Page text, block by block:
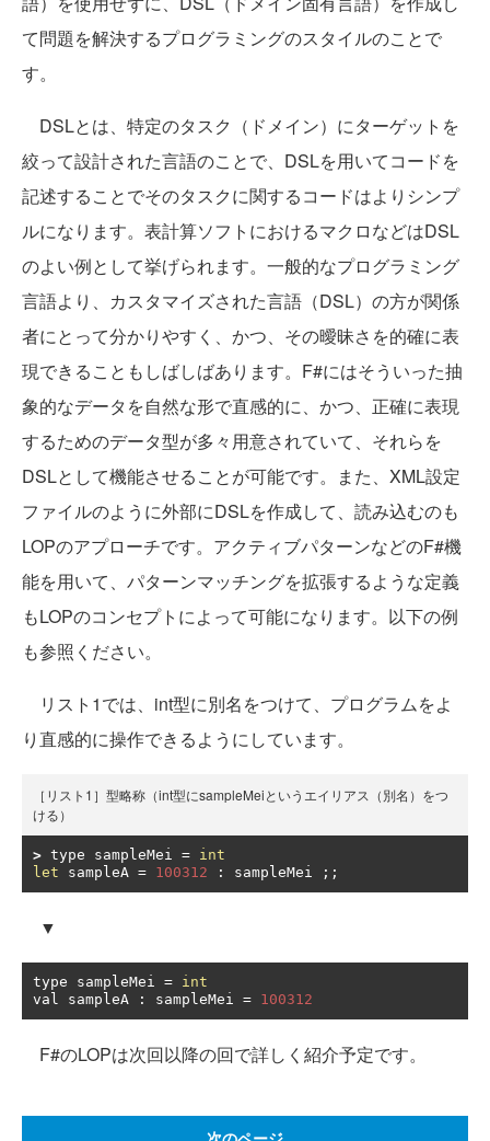
て問題を解決するプログラミングのスタイルのことで
す。
DSLとは、特定のタスク（ドメイン）にターゲットを
絞って設計された言語のことで、DSLを用いてコードを
記述することでそのタスクに関するコードはよりシンプ
ルになります。表計算ソフトにおけるマクロなどはDSL
のよい例として挙げられます。一般的なプログラミング
言語より、カスタマイズされた言語（DSL）の方が関係
者にとって分かりやすく、かつ、その曖昧さを的確に表
現できることもしばしばあります。F#にはそういった抽
象的なデータを自然な形で直感的に、かつ、正確に表現
するためのデータ型が多々用意されていて、それらを
DSLとして機能させることが可能です。また、XML設定
ファイルのように外部にDSLを作成して、読み込むのも
LOPのアプローチです。アクティブパターンなどのF#機
能を用いて、パターンマッチングを拡張するような定義
もLOPのコンセプトによって可能になります。以下の例
も参照ください。
リスト1では、int型に別名をつけて、プログラムをよ
り直感的に操作できるようにしています。
［リスト1］型略称（int型にsampleMeiというエイリアス（別名）をつ
ける）
> type sampleMei = int
let sampleA = 100312 : sampleMei ;;
▼
type sampleMei = int
val sampleA
: sampleMei = 100312
F#のLOPは次回以降の回で詳しく紹介予定です。